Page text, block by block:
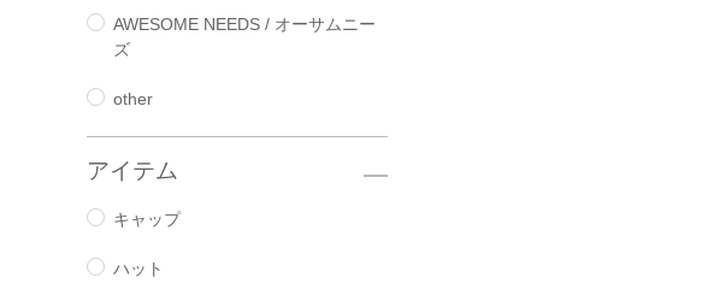
AWESOME NEEDS / オーサムニー
ズ
other
アイテム
キャップ
ハット